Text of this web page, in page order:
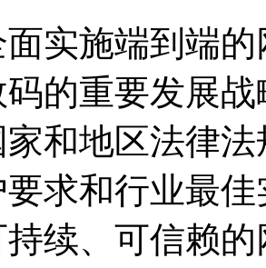
实施端到端
码的重要发展
和地区法律法
户要求和行业最
可持续、可信